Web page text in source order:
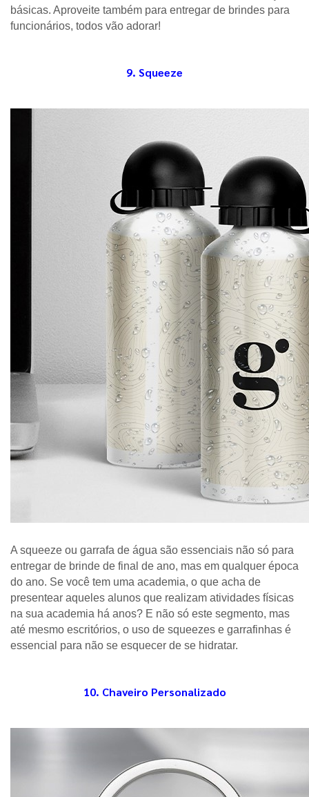
básicas. Aproveite também para entregar de brindes para
funcionários, todos vão adorar!
9. Squeeze
A squeeze ou garrafa de água são essenciais não só para
entregar de brinde de final de ano, mas em qualquer época
do ano. Se você tem uma academia, o que acha de
presentear aqueles alunos que realizam atividades físicas
na sua academia há anos? E não só este segmento, mas
até mesmo escritórios, o uso de squeezes e garrafinhas é
essencial para não se esquecer de se hidratar.
10. Chaveiro Personalizado